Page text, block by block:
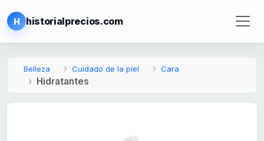
H historialprecios.com
Belleza Cuidado de la piel Cara
Hidratantes